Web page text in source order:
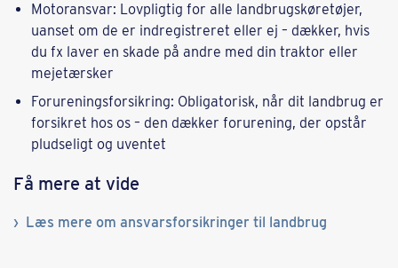
Motoransvar: Lovpligtig for alle landbrugskøretøjer,
uanset om de er indregistreret eller ej – dækker, hvis
du fx laver en skade på andre med din traktor eller
mejetærsker
Forureningsforsikring: Obligatorisk, når dit landbrug er
forsikret hos os – den dækker forurening, der opstår
pludseligt og uventet
Få mere at vide
Læs mere om ansvarsforsikringer til landbrug